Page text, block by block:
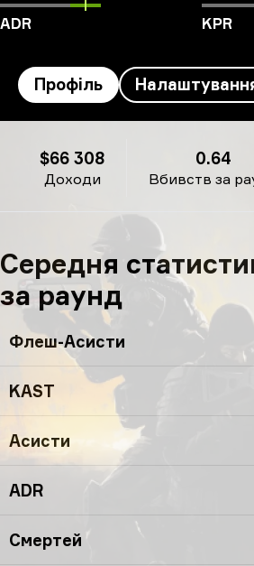
ADR KPR
Профіль
Доходи
$66 308
Вбивств за
0.64
Середня
за раунд
Флеш-Асисти
KAST
Асисти
ADR
Смертей